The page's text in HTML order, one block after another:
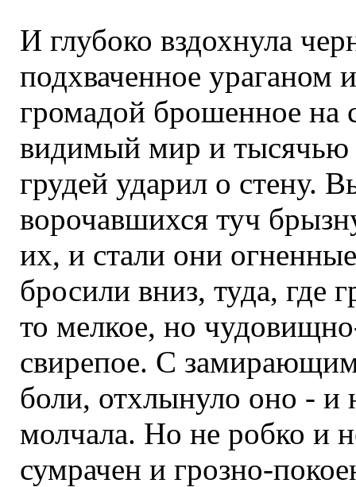
И глубоко вздохнула
подхваченное ураганом
громадой брошенное на
видимый мир и тысячью
грудей ударил о стену.
ворочавшихся туч
их, и стали они
бросили вниз, туда, где
то мелкое, но
свирепое. С
боли, отхлынуло оно - и
молчала. Но не робко и
сумрачен и грозно-